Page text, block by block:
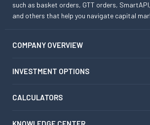
such as basket orders, GTT orders,
and others that help you navigate capital
COMPANY OVERVIEW
INVESTMENT OPTIONS
CALCULATORS